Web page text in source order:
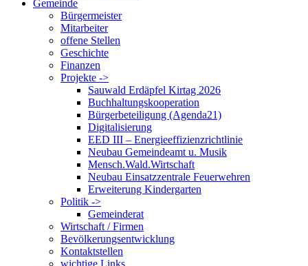
Gemeinde
Bürgermeister
Mitarbeiter
offene Stellen
Geschichte
Finanzen
Projekte ->
Sauwald Erdäpfel Kirtag 2026
Buchhaltungskooperation
Bürgerbeteiligung (Agenda21)
Digitalisierung
EED III – Energieeffizienzrichtlinie
Neubau Gemeindeamt u. Musik
Mensch.Wald.Wirtschaft
Neubau Einsatzzentrale Feuerwehren
Erweiterung Kindergarten
Politik ->
Gemeinderat
Wirtschaft / Firmen
Bevölkerungsentwicklung
Kontaktstellen
wichtige Links